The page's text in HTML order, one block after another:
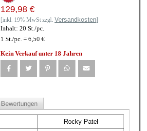
129,98 €
[inkl. 19% MwSt zzgl. Versandkosten]
Inhalt: 20 St./pc.
1 St./pc. = 6,50 €
Kein Verkauf unter 18 Jahren
Bewertungen
Rocky Patel